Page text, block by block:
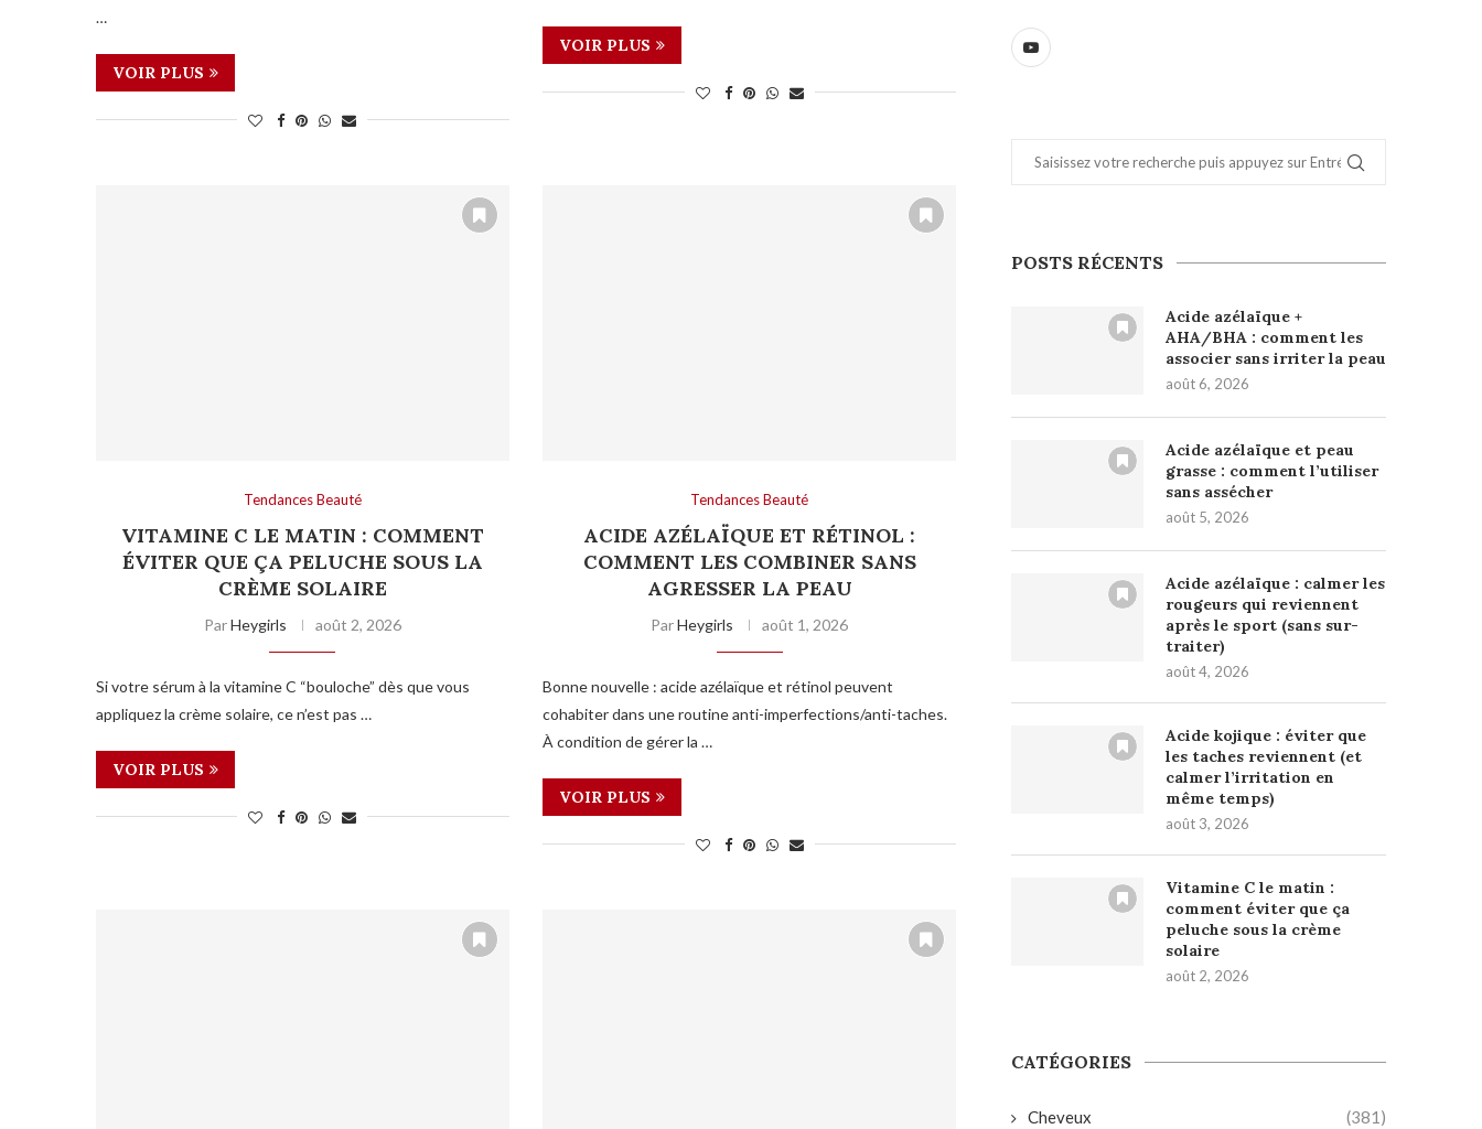
…
VOIR PLUS
VOIR PLUS
Tendances Beauté
VITAMINE C LE MATIN : COMMENT
ÉVITER QUE ÇA PELUCHE SOUS LA
CRÈME SOLAIRE
ParHeygirls août 2, 2026
Si votre sérum à la vitamine C “bouloche” dès que vous
appliquez la crème solaire, ce n’est pas …
VOIR PLUS
Tendances Beauté
ACIDE AZÉLAÏQUE ET RÉTINOL :
COMMENT LES COMBINER SANS
AGRESSER LA PEAU
ParHeygirls août 1, 2026
Bonne nouvelle : acide azélaïque et rétinol peuvent
cohabiter dans une routine anti-imperfections/anti-taches.
À condition de gérer la …
VOIR PLUS
POSTS RÉCENTS
Acide azélaïque +
AHA/BHA : comment les
associer sans irriter la peau
août 6, 2026
Acide azélaïque et peau
grasse : comment l’utiliser
sans assécher
août 5, 2026
Acide azélaïque : calmer les
rougeurs qui reviennent
après le sport (sans sur-
traiter)
août 4, 2026
Acide kojique : éviter que
les taches reviennent (et
calmer l’irritation en
même temps)
août 3, 2026
Vitamine C le matin :
comment éviter que ça
peluche sous la crème
solaire
août 2, 2026
CATÉGORIES
Cheveux (381)